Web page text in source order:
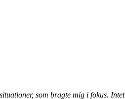
som bragte mig i fokus.